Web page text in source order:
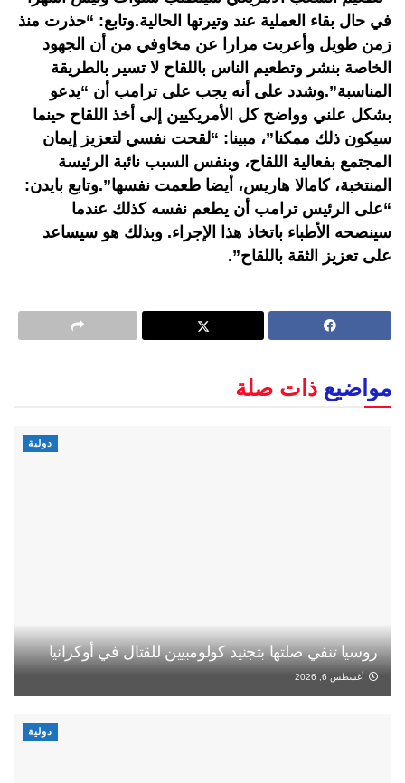
في حال بقاء العملية عند وتيرتها الحالية.وتابع: “حذرت منذ
زمن طويل وأعربت مرارا عن مخاوفي من أن الجهود
الخاصة بنشر وتطعيم الناس باللقاح لا تسير بالطريقة
المناسبة”.وشدد على أنه يجب على ترامب أن “يدعو
بشكل علني وواضح كل الأمريكيين إلى أخذ اللقاح حينما
سيكون ذلك ممكنا”، مبينا: “لقحت نفسي لتعزيز إيمان
المجتمع بفعالية اللقاح، وبنفس السبب نائبة الرئيسة
المنتخبة، كامالا هاريس، أيضا طعمت نفسها”.وتابع بايدن:
“على الرئيس ترامب أن يطعم نفسه كذلك عندما
سينصحه الأطباء باتخاذ هذا الإجراء. وبذلك هو سيساعد
على تعزيز الثقة باللقاح”.
مواضيع ذات صلة
دولية
روسيا تنفي صلتها بتجنيد كولومبيين للقتال في أوكرانيا
أغسطس 6, 2026
دولية